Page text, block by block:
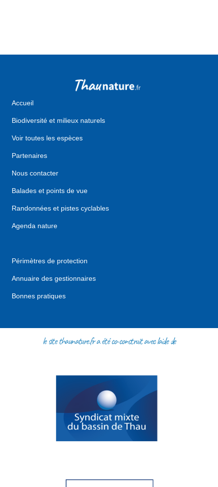
Accueil
Biodiversité et milieux naturels
Voir toutes les espèces
Partenaires
Nous contacter
Balades et points de vue
Randonnées et pistes cyclables
Agenda nature
Périmètres de protection
Annuaire des gestionnaires
Bonnes pratiques
le site thaunature.fr a été co-construit avec l'aide de